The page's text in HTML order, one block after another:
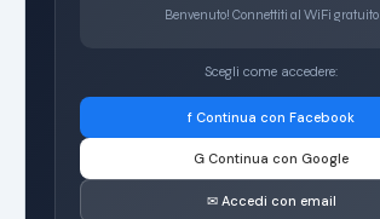
Benvenuto! Connettiti al WiFi gratuito
Scegli come accedere:
f Continua con Facebook
G Continua con Google
✉ Accedi con email